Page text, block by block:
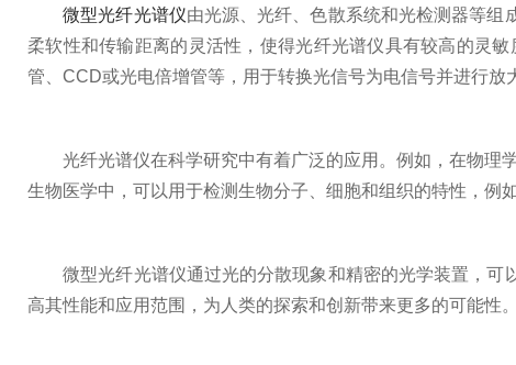
微型光纤光谱仪由光源、光纤、色散系统和光检测器等
柔软性和传输距离的灵活性，使得光纤光谱仪具有较高的灵
管、CCD或光电倍增管等，用于转换光信号为电信号并进行放
光纤光谱仪在科学研究中有着广泛的应用。例如，在物理学
生物医学中，可以用于检测生物分子、细胞和组织的特性，例
微型光纤光谱仪通过光的分散现象和精密的光学装置，可
高其性能和应用范围，为人类的探索和创新带来更多的可能性。